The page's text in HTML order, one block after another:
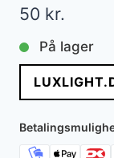
50 kr.
På lager